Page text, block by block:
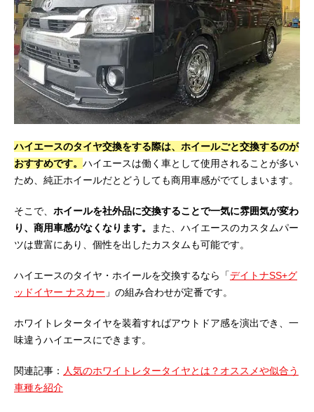
ハイエースのタイヤ交換をする際は、ホイールごと交換するのが
おすすめです。 ハイエースは働く車として使用されることが多い
ため、純正ホイールだとどうしても商用車感がでてしまいます。
そこで、 ホイールを社外品に交換することで一気に雰囲気が変わ
り、商用車感がなくなります。
また、ハイエースのカスタムパー
ツは豊富にあり、個性を出したカスタムも可能です。
ハイエースのタイヤ・ホイールを交換するなら「デイトナSS+グ
ッドイヤー ナスカー 」の組み合わせが定番です。
ホワイトレタータイヤを装着すればアウトドア感を演出でき、一
味違うハイエースにできます。
関連記事： 人気のホワイトレタータイヤとは？オススメや似合う
車種を紹介